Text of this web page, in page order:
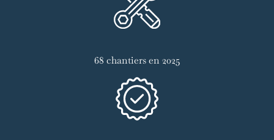
68 chantiers en 2025